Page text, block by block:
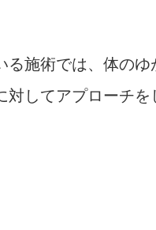
施術では、体のゆ
対してアプローチ